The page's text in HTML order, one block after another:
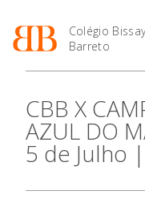
Colégio
Barreto
Projeto Educativo
Organização
Colaboradores Docentes
Enriquecimento
Oferta Curricular
Atividades
Profissionais
Matrículas
Horários e Manuais
Termalismo
2027
Calendários
Portal do Professor
de Educação
CBB X
AZUL DO
5 de Julho |